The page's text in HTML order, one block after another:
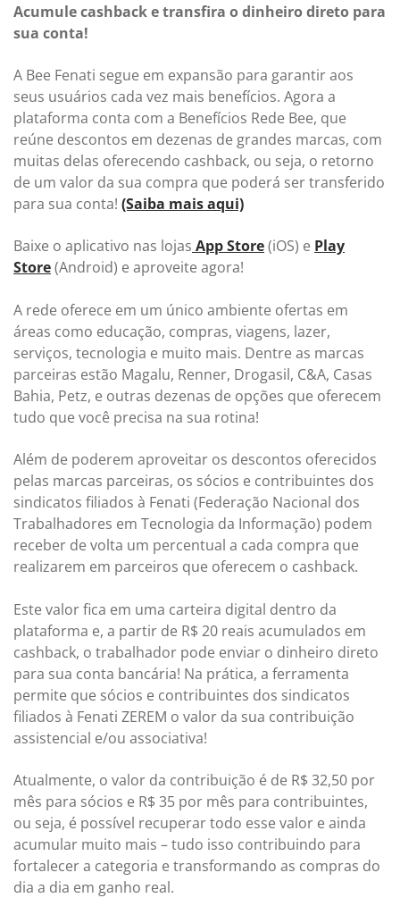
Acumule cashback e transfira o dinheiro direto para
sua conta!
A Bee Fenati segue em expansão para garantir aos
seus usuários cada vez mais benefícios. Agora a
plataforma conta com a Benefícios Rede Bee, que
reúne descontos em dezenas de grandes marcas, com
muitas delas oferecendo cashback, ou seja, o retorno
de um valor da sua compra que poderá ser transferido
para sua conta! (Saiba mais aqui)
Baixe o aplicativo nas lojas App Store(iOS) e Play
Store(Android) e aproveite agora!
A rede oferece em um único ambiente ofertas em
áreas como educação, compras, viagens, lazer,
serviços, tecnologia e muito mais. Dentre as marcas
parceiras estão Magalu, Renner, Drogasil, C&A, Casas
Bahia, Petz, e outras dezenas de opções que oferecem
tudo que você precisa na sua rotina!
Além de poderem aproveitar os descontos oferecidos
pelas marcas parceiras, os sócios e contribuintes dos
sindicatos filiados à Fenati (Federação Nacional dos
Trabalhadores em Tecnologia da Informação) podem
receber de volta um percentual a cada compra que
realizarem em parceiros que oferecem o cashback.
Este valor fica em uma carteira digital dentro da
plataforma e, a partir de R$ 20 reais acumulados em
cashback, o trabalhador pode enviar o dinheiro direto
para sua conta bancária! Na prática, a ferramenta
permite que sócios e contribuintes dos sindicatos
filiados à Fenati ZEREM o valor da sua contribuição
assistencial e/ou associativa!
Atualmente, o valor da contribuição é de R$ 32,50 por
mês para sócios e R$ 35 por mês para contribuintes,
ou seja, é possível recuperar todo esse valor e ainda
acumular muito mais – tudo isso contribuindo para
fortalecer a categoria e transformando as compras do
dia a dia em ganho real.